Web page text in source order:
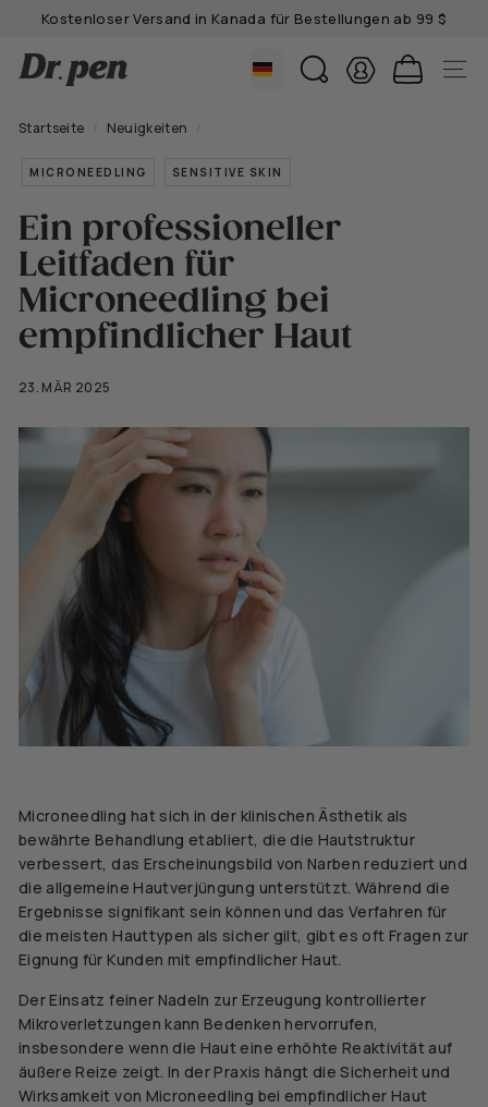
springen
anhalten
Kostenloser Versand in Kanada für Bestellungen ab 99 $
D
P
n
a
a
a
SUCHE
Startseite Neuigkeiten
MICRONEEDLING SENSITIVE SKIN
Ein professioneller
Leitfaden für
Microneedling bei
empfindlicher Haut
23. MÄR 2025
Microneedling hat sich in der klinischen Ästhetik als
bewährte Behandlung etabliert, die die Hautstruktur
verbessert, das Erscheinungsbild von Narben reduziert und
die allgemeine Hautverjüngung unterstützt. Während die
Ergebnisse signifikant sein können und das Verfahren für
die meisten Hauttypen als sicher gilt, gibt es oft Fragen zur
Eignung für Kunden mit empfindlicher Haut.
Der Einsatz feiner Nadeln zur Erzeugung kontrollierter
Mikroverletzungen kann Bedenken hervorrufen,
insbesondere wenn die Haut eine erhöhte Reaktivität auf
äußere Reize zeigt. In der Praxis hängt die Sicherheit und
Wirksamkeit von Microneedling bei empfindlicher Haut